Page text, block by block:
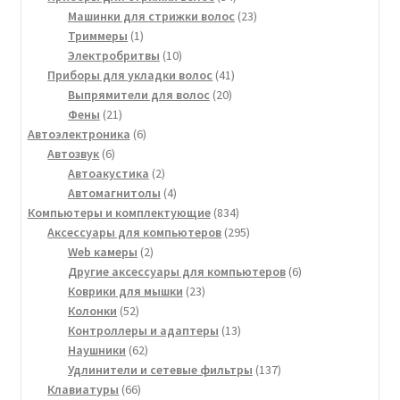
товара
Машинки для стрижки волос 2323
Триммеры 11
товар
Электробритвы 1010
товаров
Приборы для укладки волос 4141
товар
Выпрямители для волос 2020
Фены 2121
товар
Автоэлектроника 66
Автозвук 66
товаров
Автоакустика 22
товара
Автомагнитолы 44
товара
Компьютеры и комплектующие 834834
товара
Аксессуары для компьютеров 295295
Web камеры 22
товара
Другие аксессуары для компьютеров 66
Коврики для мышки 2323
Колонки 5252
товара
Контроллеры и адаптеры 1313
Наушники 6262
товара
Удлинители и сетевые фильтры 137137
Клавиатуры 6666